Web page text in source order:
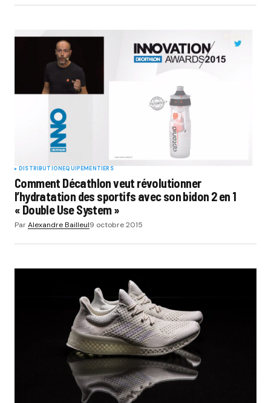
DISTRIBUTIONEQUIPEMENTIERS
Comment Décathlon veut révolutionner
l’hydratation des sportifs avec son bidon 2 en 1
« Double Use System »
ParAlexandre Bailleul9 octobre 2015